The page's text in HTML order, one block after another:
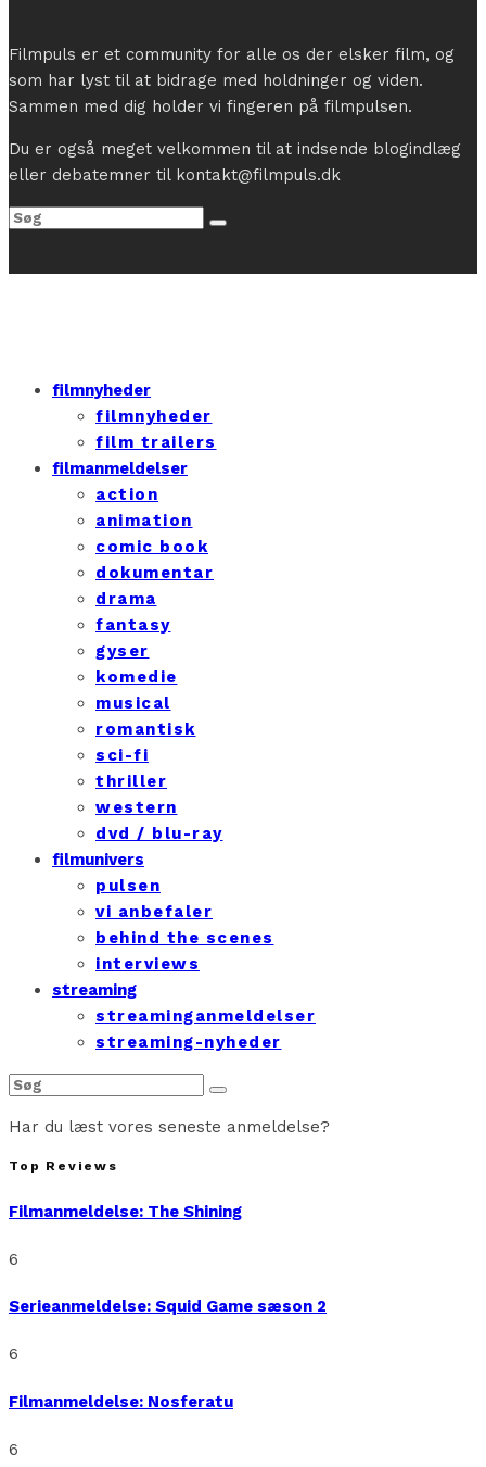
Filmpuls er et community for alle os der elsker film, og
som har lyst til at bidrage med holdninger og viden.
Sammen med dig holder vi fingeren på filmpulsen.
Du er også meget velkommen til at indsende blogindlæg
eller debatemner til kontakt@filmpuls.dk
filmnyheder
filmnyheder
film trailers
filmanmeldelser
action
animation
comic book
dokumentar
drama
fantasy
gyser
komedie
musical
romantisk
sci-fi
thriller
western
dvd / blu-ray
filmunivers
pulsen
vi anbefaler
behind the scenes
interviews
streaming
streaminganmeldelser
streaming-nyheder
Har du læst vores seneste anmeldelse?
Top Reviews
Filmanmeldelse: The Shining
6
Serieanmeldelse: Squid Game sæson 2
6
Filmanmeldelse: Nosferatu
6